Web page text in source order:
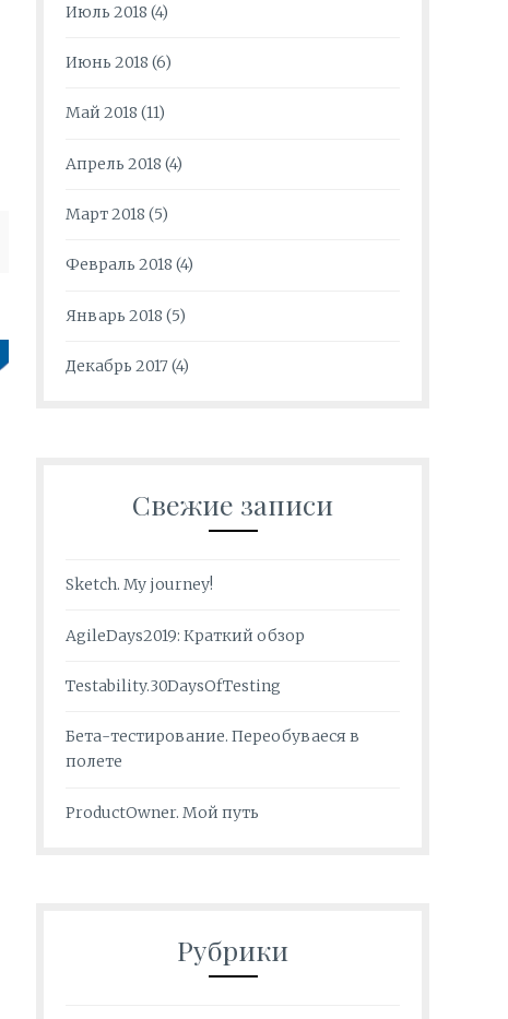
Июль 2018 (4)
Июнь 2018 (6)
Май 2018 (11)
Апрель 2018 (4)
Март 2018 (5)
Февраль 2018 (4)
Январь 2018 (5)
Декабрь 2017(4)
Свежие записи
Sketch. My journey!
AgileDays2019: Краткий обзор
Testability.30DaysOfTesting
Бета-тестирование. Переобуваеся в
полете
ProductOwner. Мой путь
Рубрики